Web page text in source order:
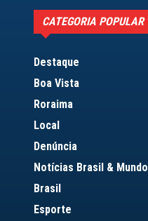
CATEGORIA POPULAR
Destaque
Boa Vista
Roraima
Local
Denúncia
Notícias Brasil & Mundo
Brasil
Esporte